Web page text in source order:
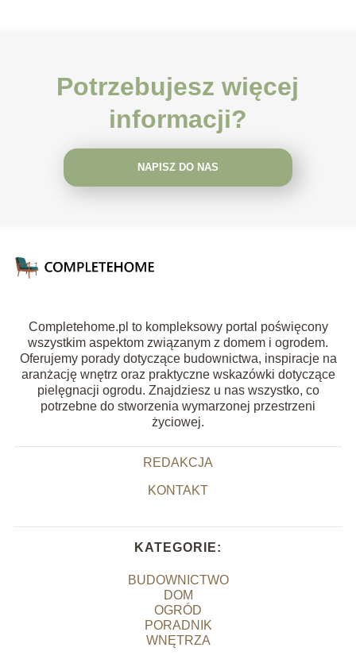
Potrzebujesz więcej
informacji?
NAPISZ DO NAS
Completehome.pl to kompleksowy portal poświęcony
wszystkim aspektom związanym z domem i ogrodem.
Oferujemy porady dotyczące budownictwa, inspiracje na
aranżację wnętrz oraz praktyczne wskazówki dotyczące
pielęgnacji ogrodu. Znajdziesz u nas wszystko, co
potrzebne do stworzenia wymarzonej przestrzeni
życiowej.
REDAKCJA
KONTAKT
KATEGORIE:
BUDOWNICTWO
DOM
OGRÓD
PORADNIK
WNĘTRZA